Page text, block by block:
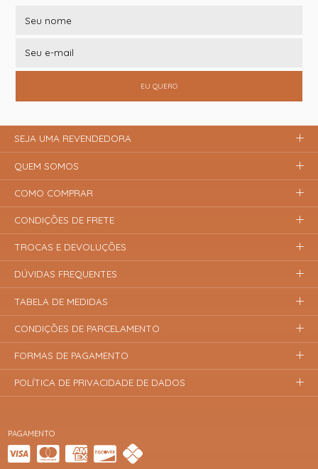
EU QUERO
PAGAMENTO
SEJA UMA REVENDEDORA
QUEM SOMOS
COMO COMPRAR
CONDIÇÕES DE FRETE
TROCAS E DEVOLUÇÕES
DÚVIDAS FREQUENTES
TABELA DE MEDIDAS
CONDIÇÕES DE PARCELAMENTO
FORMAS DE PAGAMENTO
POLÍTICA DE PRIVACIDADE DE DADOS